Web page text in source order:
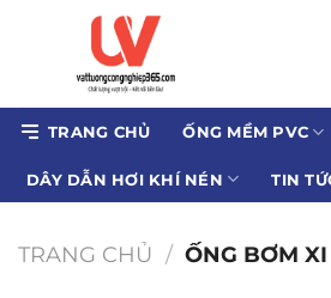
dung
TRANG CHỦ ỐNG MỀM PVC
DÂY DẪN HƠI KHÍ NÉN TIN
TRANG CHỦ / ỐNG BƠM XI